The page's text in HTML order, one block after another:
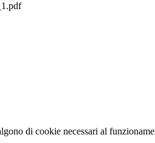
di cookie necessari al